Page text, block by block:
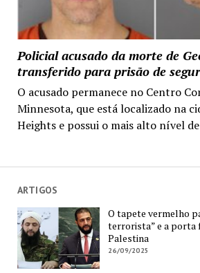
Policial acusado da morte de
transferido para prisão de
O acusado permanece no Centro
Minnesota, que está localizado na
Heights e possui o mais alto nível
ARTIGOS
O tapete vermelho
terrorista” e a porta
Palestina
26/09/2025